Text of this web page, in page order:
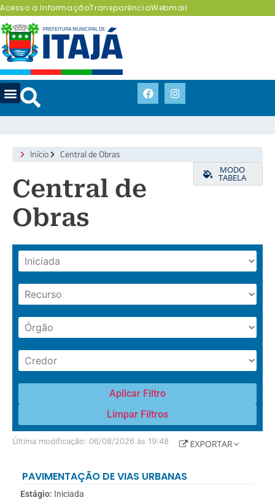
Acesso a InformaçãoTransparênciaWebmail
Início Central de Obras
Central de
Obras
MODO
TABELA
Aplicar Filtro
Limpar Filtros
Última modificação: 06/08/2026 às 19:48
PAVIMENTAÇÃO DE VIAS URBANAS
Estágio: Iniciada